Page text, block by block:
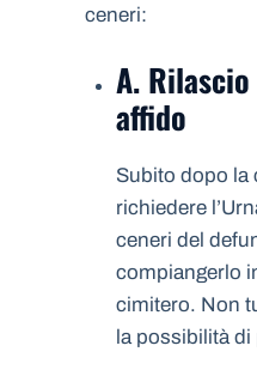
ceneri:
A.
affido
Subito dopo la
richiedere
ceneri del
compiangerlo
cimitero. Non
la possibilità di